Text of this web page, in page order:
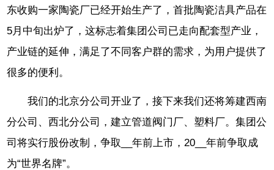
东收购一家陶瓷厂已经开始生产了，首批陶瓷洁具产品在
5月中旬出炉了，这标志着集团公司已走向配套型产业，
产业链的延伸，满足了不同客户群的需求，为用户提供了
很多的便利。
我们的北京分公司开业了，接下来我们还将筹建西南
分公司、西北分公司，建立管道阀门厂、塑料厂。集团公
司将实行股份改制，争取__年前上市，20__年前争取成
为“世界名牌”。